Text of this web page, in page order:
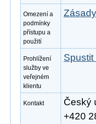
Omezení a
podmínky
přístupu a
použití
Prohlížení
služby ve
veřejném
klientu
Kontakt
Český
+420